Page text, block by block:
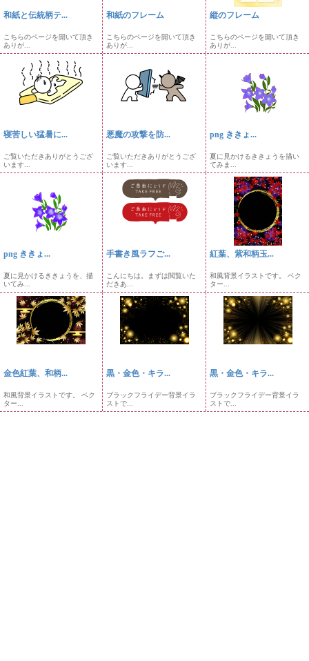
和紙と伝統柄テ...
こちらのページを開いて頂き
ありが...
和紙のフレーム
こちらのページを開いて頂き
ありが...
縦のフレーム
こちらのページを開いて頂き
ありが...
寝苦しい猛暑に...
ご覧いただきありがとうござ
います...
悪魔の攻撃を防...
ご覧いただきありがとうござ
います...
png ききょ...
夏に見かけるききょうを描い
てみま...
png ききょ...
夏に見かけるききょうを、描
いてみ...
手書き風ラフご...
こんにちは。まずは閲覧いた
だきあ...
紅葉、紫和柄玉...
和風背景イラストです。 ベク
ター...
金色紅葉、和柄...
和風背景イラストです。 ベク
ター...
黒・金色・キラ...
ブラックフライデー背景イラ
ストで...
黒・金色・キラ...
ブラックフライデー背景イラ
ストで...